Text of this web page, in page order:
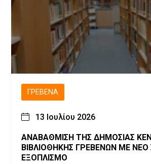
ΓΡΕΒΕΝΆ
13 Ιουλίου 2026
ΑΝΑΒΑΘΜΙΣΗ ΤΗΣ ΔΗΜΟΣΙΑΣ
ΒΙΒΛΙΟΘΗΚΗΣ ΓΡΕΒΕΝΩΝ ΜΕ
ΕΞΟΠΛΙΣΜΟ